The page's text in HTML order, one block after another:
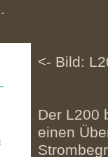
<- Bild:
Der L200
einen